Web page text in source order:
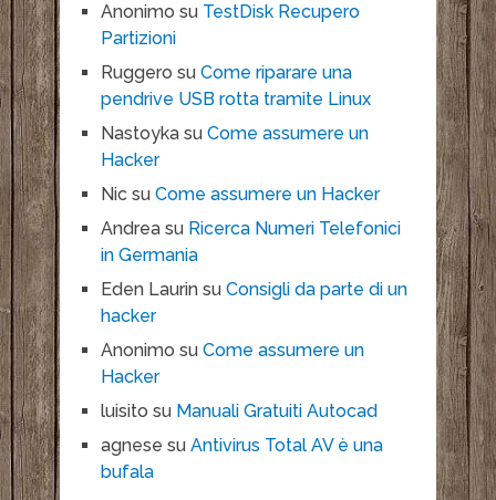
Anonimo su TestDisk Recupero
Partizioni
Ruggero su Come riparare una
pendrive USB rotta tramite Linux
Nastoykasu Come assumere un
Hacker
Nicsu Come assumere un Hacker
Andreasu Ricerca Numeri Telefonici
in Germania
Eden Laurinsu Consigli da parte di un
hacker
Anonimo su Come assumere un
Hacker
luisito su Manuali Gratuiti Autocad
agnese su Antivirus Total AV è una
bufala